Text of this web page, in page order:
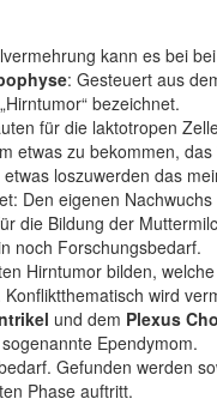
kann es bei
: Gesteuert aus
bezeichnet.
für die laktotropen
etwas zu bekommen,
loszuwerden das
Den eigenen
die Bildung der
noch Forschungsbedarf.
Hirntumor bilden,
wird
und dem Plexus
Ependymom.
Gefunden werden
Phase auftritt.